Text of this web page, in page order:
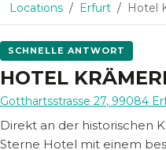
Locations Erfurt Hotel
SCHNELLE ANTWORT
HOTEL
Gotthartsstrasse 27, 99084
Direkt an der historischen
Sterne Hotel mit einem